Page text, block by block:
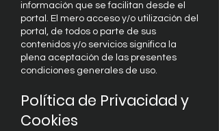
información que se facilitan desde el
portal. El mero acceso y/o utilización del
portal, de todos o parte de sus
contenidos y/o servicios significa la
plena aceptación de las presentes
condiciones generales de uso.
Política de Privacidad y
Cookies